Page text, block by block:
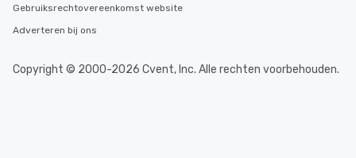
Gebruiksrechtovereenkomst website
Adverteren bij ons
Copyright © 2000-2026 Cvent, Inc. Alle rechten voorbehouden.